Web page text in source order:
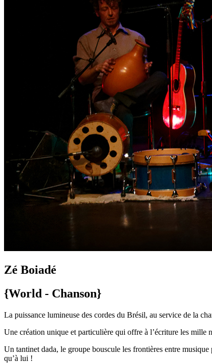
Zé Boiadé
{World - Chanson}
La puissance lumineuse des cordes du Brésil, au service de la
Une création unique et particulière qui offre à l’écriture les mille
Un tantinet dada, le groupe bouscule les frontières entre
qu’à lui !